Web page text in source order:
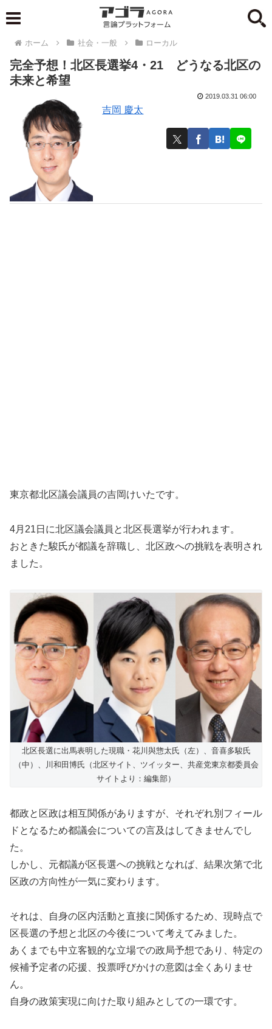
ホーム 社会・一般 ローカル
完全予想！北区長選挙4・21 どうなる北区の
未来と希望
吉岡 慶太
2019.03.31 06:00
東京都北区議会議員の吉岡けいたです。
4月21日に北区議会議員と北区長選挙が行われます。
おときた駿氏が都議を辞職し、北区政への挑戦を表明され
ました。
北区長選に出馬表明した現職・花川與惣太氏（左）、音喜多駿氏
（中）、川和田博氏（北区サイト、ツイッター、共産党東京都委員会
サイトより：編集部）
都政と区政は相互関係がありますが、それぞれ別フィール
ドとなるため都議会についての言及はしてきませんでし
た。
しかし、元都議が区長選への挑戦となれば、結果次第で北
区政の方向性が一気に変わります。
それは、自身の区内活動と直接に関係するため、現時点で
区長選の予想と北区の今後について考えてみました。
あくまでも中立客観的な立場での政局予想であり、特定の
候補予定者の応援、投票呼びかけの意図は全くありませ
ん。
自身の政策実現に向けた取り組みとしての一環です。